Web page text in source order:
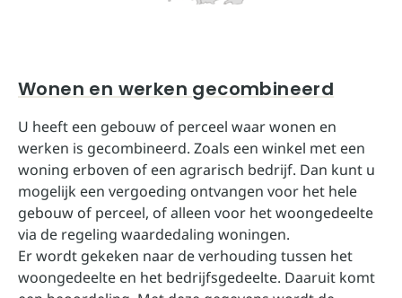
Wonen en werken gecombineerd
U heeft een gebouw of perceel waar wonen en
werken is gecombineerd. Zoals een winkel met een
woning erboven of een agrarisch bedrijf. Dan kunt u
mogelijk een vergoeding ontvangen voor het hele
gebouw of perceel, of alleen voor het woongedeelte
via de regeling waardedaling woningen.
Er wordt gekeken naar de verhouding tussen het
woongedeelte en het bedrijfsgedeelte. Daaruit komt